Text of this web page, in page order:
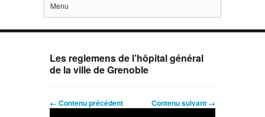
Menu
Les reglemens de l’hôpital général
de la ville de Grenoble
← Contenu précédent Contenu suivant →